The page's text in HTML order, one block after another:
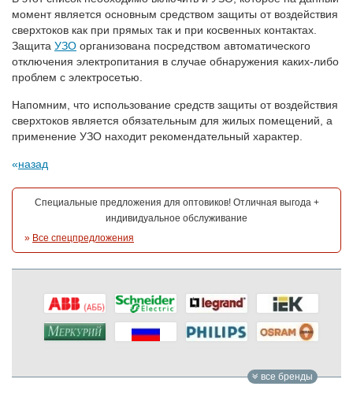
момент является основным средством защиты от воздействия
сверхтоков как при прямых так и при косвенных контактах.
Защита УЗО организована посредством автоматического
отключения электропитания в случае обнаружения каких-либо
проблем с электросетью.
Напомним, что использование средств защиты от воздействия
сверхтоков является обязательным для жилых помещений, а
применение УЗО находит рекомендательный характер.
назад
Специальные предложения для оптовиков! Отличная выгода +
индивидуальное обслуживание
» Все спецпредложения
все бренды